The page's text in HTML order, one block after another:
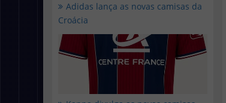
Adidas lança as novas camisas da
Croácia